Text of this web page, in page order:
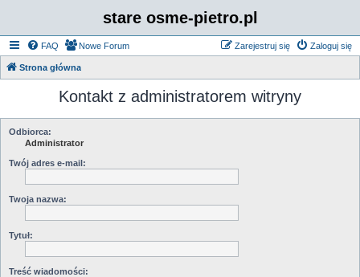
stare osme-pietro.pl
FAQ Zaloguj się
Zarejestruj się
Nowe Forum
Strona główna
Kontakt z administratorem witryny
Odbiorca:
Administrator
Twój adres e-mail:
Twoja nazwa:
Tytuł:
Treść wiadomości: